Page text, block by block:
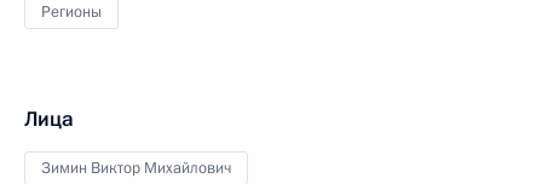
Регионы
Лица
Зимин Виктор Михайлович